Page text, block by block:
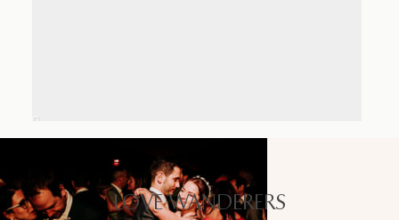
LOVE WANDERERS